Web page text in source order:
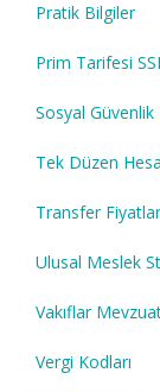
Pratik Bilgiler
Prim Tarifesi
Sosyal
Tek Düzen
Transfer
Ulusal Meslek
Vakıflar
Vergi Kodları